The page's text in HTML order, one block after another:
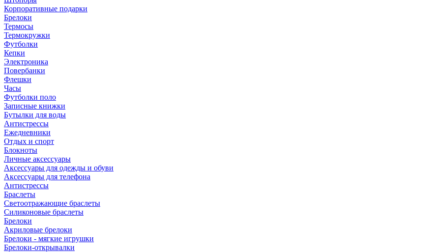
Корпоративные подарки
Брелоки
Термосы
Термокружки
Футболки
Кепки
Электроника
Повербанки
Флешки
Часы
Футболки поло
Записные книжки
Бутылки для воды
Антистрессы
Ежедневники
Отдых и спорт
Блокноты
Личные аксессуары
Аксессуары для одежды и обуви
Аксессуары для телефона
Антистрессы
Браслеты
Светоотражающие браслеты
Силиконовые браслеты
Брелоки
Акриловые брелоки
Брелоки - мягкие игрушки
Брелоки-открывалки